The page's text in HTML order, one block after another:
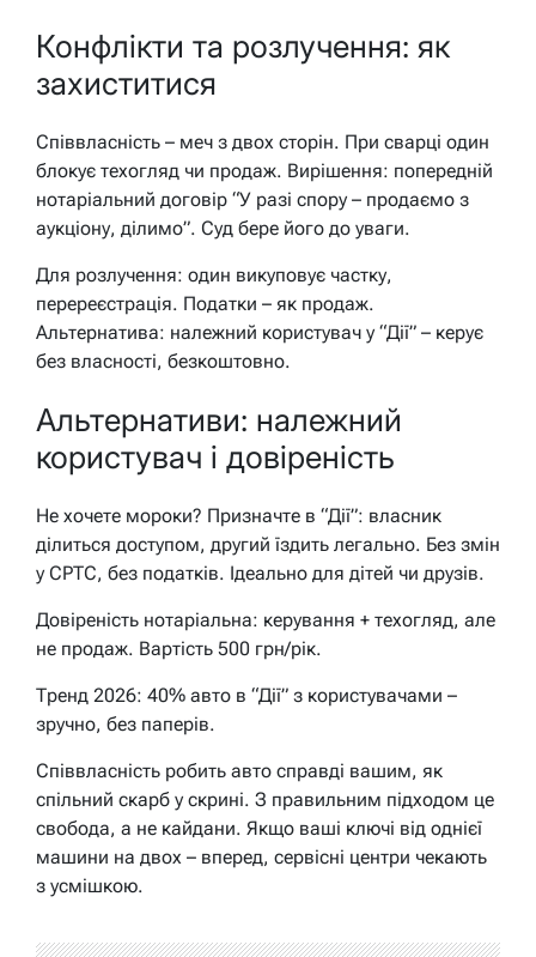
Конфлікти та розлучення: як
захиститися
Співвласність – меч з двох сторін. При сварці один
блокує техогляд чи продаж. Вирішення: попередній
нотаріальний договір “У разі спору – продаємо з
аукціону, ділимо”. Суд бере його до уваги.
Для розлучення: один викуповує частку,
перереєстрація. Податки – як продаж.
Альтернатива: належний користувач у “Дії” – керує
без власності, безкоштовно.
Альтернативи: належний
користувач і довіреність
Не хочете мороки? Призначте в “Дії”: власник
ділиться доступом, другий їздить легально. Без змін
у СРТС, без податків. Ідеально для дітей чи друзів.
Довіреність нотаріальна: керування + техогляд, але
не продаж. Вартість 500 грн/рік.
Тренд 2026: 40% авто в “Дії” з користувачами –
зручно, без паперів.
Співвласність робить авто справді вашим, як
спільний скарб у скрині. З правильним підходом це
свобода, а не кайдани. Якщо ваші ключі від однієї
машини на двох – вперед, сервісні центри чекають
з усмішкою.